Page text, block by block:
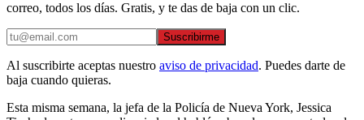
correo, todos los días. Gratis, y te das de baja con un clic.
Suscribirme
Al suscribirte aceptas nuestro aviso de privacidad. Puedes darte de
baja cuando quieras.
Esta misma semana, la jefa de la Policía de Nueva York, Jessica